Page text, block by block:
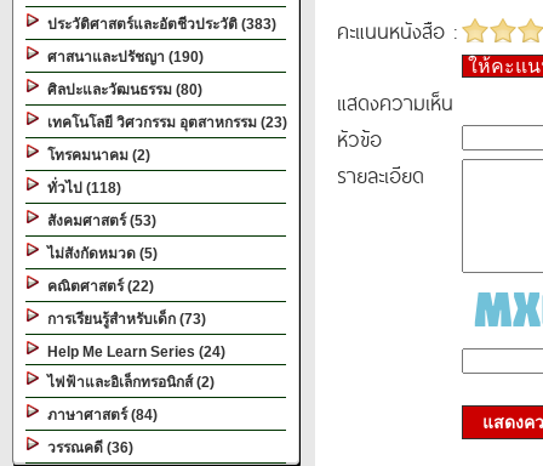
ประวัติศาสตร์และอัตชีวประวัติ (383)
ศาสนาและปรัชญา (190)
ศิลปะและวัฒนธรรม (80)
เทคโนโลยี วิศวกรรม อุตสาหกรรม (23)
โทรคมนาคม (2)
ทั่วไป (118)
สังคมศาสตร์ (53)
ไม่สังกัดหมวด (5)
คณิตศาสตร์ (22)
การเรียนรู้สำหรับเด็ก (73)
Help Me Learn Series (24)
ไฟฟ้าและอิเล็กทรอนิกส์ (2)
ภาษาศาสตร์ (84)
วรรณคดี (36)
คะแนนหนังสือ :
ให้คะแ
แสดงความเห็น
หัวข้อ
รายละเอียด
แสดงค